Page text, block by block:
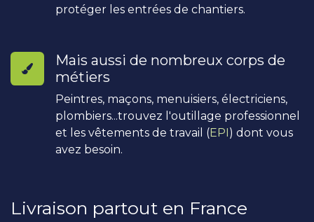
protéger les entrées de chantiers.
Mais aussi de nombreux corps de
métiers
Peintres, maçons, menuisiers, électriciens,
plombiers...trouvez l'outillage professionnel
et les vêtements de travail (EPI) dont vous
avez besoin.
Livraison partout en France